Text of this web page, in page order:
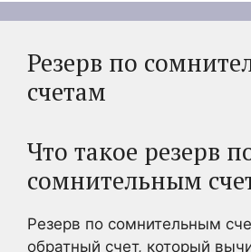
Резерв по
счетам
Что такое резерв
сомнительным
Резерв по сомнительным
обратный счет, который